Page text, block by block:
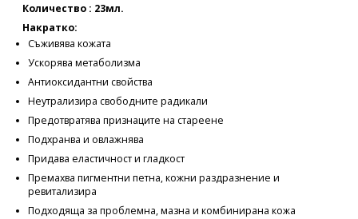
Количество : 23мл.
Накратко:
Съживява кожата
Ускорява метаболизма
Антиоксидантни свойства
Неутрализира свободните радикали
Предотвратява признаците на стареене
Подхранва и овлажнява
Придава еластичност и гладкост
Премахва пигментни петна, кожни раздразнение и
ревитализира
Подходяща за проблемна, мазна и комбинирана кожа